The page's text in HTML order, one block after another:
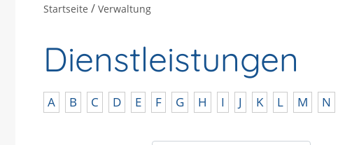
Startseite / Verwaltung
Dienstleistungen
A B C D E F G H I J K L M N